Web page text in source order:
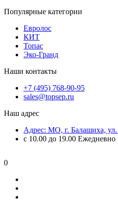
Популярные категории
Евролос
КИТ
Топас
Эко-Гранд
Наши контакты
+7 (495) 768-90-95
sales@topsep.ru
Наш адрес
Адрес: МО, г. Балашиха, ул.
с 10.00 до 19.00 Ежедневно
0